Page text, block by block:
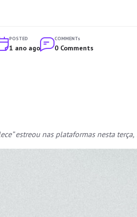
POSTED
1 ano ago
COMMENTs
0 Comments
estreou nas plataformas nesta